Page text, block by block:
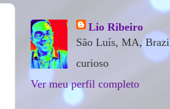
Lio Ribeiro
São Luís, MA,
curioso
Ver meu perfil completo